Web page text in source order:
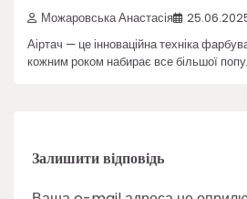
Можаровська Анастасія
Аіртач — це інноваційна техніка
кожним роком набирає все більшої
Залишити відповідь